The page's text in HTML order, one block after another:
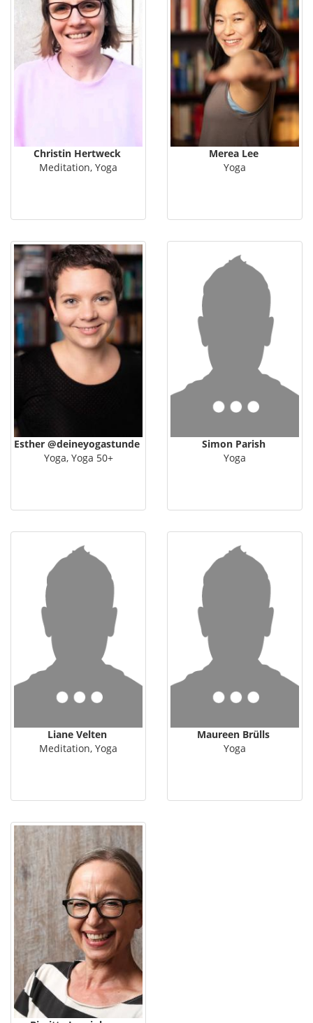
Christin Hertweck
Meditation, Yoga
Merea Lee
Yoga
Esther @deineyogastunde
Yoga, Yoga 50+
Simon Parish
Yoga
Liane Velten
Meditation, Yoga
Maureen Brülls
Yoga